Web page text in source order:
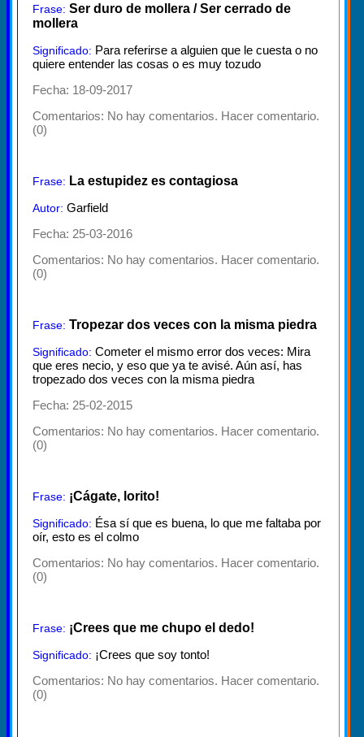
Frase: Ser duro de mollera / Ser cerrado de
mollera
Significado: Para referirse a alguien que le cuesta o no
quiere entender las cosas o es muy tozudo
Fecha: 18-09-2017
Comentarios: No hay comentarios. Hacer comentario.
(0)
Frase: La estupidez es contagiosa
Autor: Garfield
Fecha: 25-03-2016
Comentarios: No hay comentarios. Hacer comentario.
(0)
Frase: Tropezar dos veces con la misma piedra
Significado: Cometer el mismo error dos veces: Mira
que eres necio, y eso que ya te avisé. Aún así, has
tropezado dos veces con la misma piedra
Fecha: 25-02-2015
Comentarios: No hay comentarios. Hacer comentario.
(0)
Frase: ¡Cágate, lorito!
Significado: Ésa sí que es buena, lo que me faltaba por
oír, esto es el colmo
Comentarios: No hay comentarios. Hacer comentario.
(0)
Frase: ¡Crees que me chupo el dedo!
Significado: ¡Crees que soy tonto!
Comentarios: No hay comentarios. Hacer comentario.
(0)